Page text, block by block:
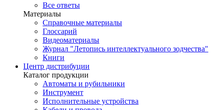
Все ответы
Материалы
Справочные материалы
Глоссарий
Видеоматериалы
Журнал "Летопись интеллектуального зодчества"
Книги
Центр дистрибуции
Каталог продукции
Автоматы и рубильники
Инструмент
Исполнительные устройства